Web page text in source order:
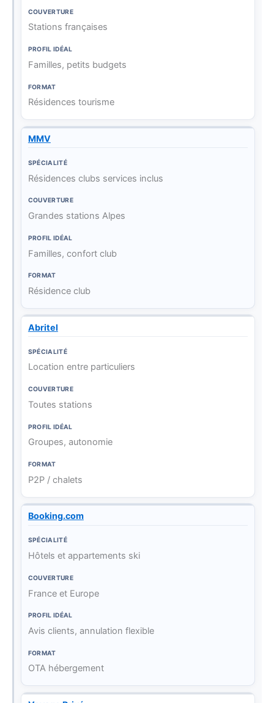
Stations françaises
Familles, petits budgets
Résidences tourisme
MMV
Résidences clubs services inclus
Grandes stations Alpes
Familles, confort club
Résidence club
Abritel
Location entre particuliers
Toutes stations
Groupes, autonomie
P2P / chalets
Booking.com
Hôtels et appartements ski
France et Europe
Avis clients, annulation flexible
OTA hébergement